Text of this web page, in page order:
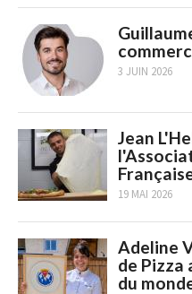
3 JUIN 2026
Jean
19 MAI 2026
Adeline
de Pizza
du